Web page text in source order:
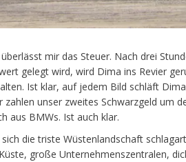
mir das Steuer. Nach drei
gelegt wird, wird Dima ins Revier
Ist klar, auf jedem Bild schläft
unser zweites Schwarzgeld um
aus BMWs. Ist auch klar.
die triste Wüstenlandschaft
große Unternehmenszentralen,